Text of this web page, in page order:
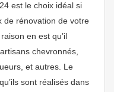
est le choix idéal si
de rénovation de votre
en est qu’il
chevronnés,
et autres. Le
sont réalisés dans